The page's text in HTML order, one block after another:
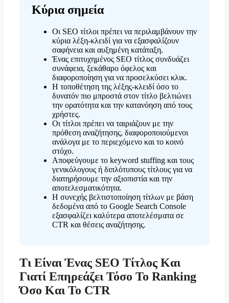
Κύρια σημεία
Οι SEO τίτλοι πρέπει να περιλαμβάνουν την
κύρια λέξη-κλειδί για να εξασφαλίζουν
σαφήνεια και αυξημένη κατάταξη.
Ένας επιτυχημένος SEO τίτλος συνδυάζει
συνάφεια, ξεκάθαρο όφελος και
διαφοροποίηση για να προσελκύσει κλικ.
Η τοποθέτηση της λέξης-κλειδί όσο το
δυνατόν πιο μπροστά στον τίτλο βελτιώνει
την ορατότητα και την κατανόηση από τους
χρήστες.
Οι τίτλοι πρέπει να ταιριάζουν με την
πρόθεση αναζήτησης, διαφοροποιούμενοι
ανάλογα με το περιεχόμενο και το κοινό
στόχο.
Αποφεύγουμε το keyword stuffing και τους
γενικόλογους ή διπλότυπους τίτλους για να
διατηρήσουμε την αξιοπιστία και την
αποτελεσματικότητα.
Η συνεχής βελτιστοποίηση τίτλων με βάση
δεδομένα από το Google Search Console
εξασφαλίζει καλύτερα αποτελέσματα σε
CTR και θέσεις αναζήτησης.
Τι Είναι Ένας SEO Τίτλος Και
Γιατί Επηρεάζει Τόσο Το Ranking
Όσο Και Το CTR